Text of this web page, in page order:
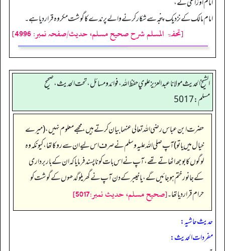
امام مالک کے نزدیک پنجہ سے شکار کرنے والے پرندے کا گوشت مکروہ قرار دیا ہے۔
[تحفۃ المسلم شرح صحیح مسلم، حدیث/صفحہ نمبر: 4996]
الشيخ الحديث مولانا عبدالعزيز علوي حفظ الله، فوائد و مسائل، تحت الحديث ، صحيح
مسلم: 5017
حضرت ابن عباس رضی اللہ تعالی عنہما بیان کرتے ہیں، مجھے معلوم نہیں، (میرے
خیال میں یا تو) آپ صلی اللہ علیہ وسلم نے صرف اس لیے ان سے روکا تھا، کیونکہ وہ
لوگوں کا بوجھ اٹھاتے تھے، آپ نے اس بات کو ناپسند فرمایا کہ ان کے بار برداری
کے جانور ختم ہو جائیں گے، یا خیبر کے دن آپ نے گھریلو گدھوں کے گوشت کو
حرام قرار دیا تھا۔[صحيح مسلم، حديث نمبر:5017]
حدیث حاشیہ:
مفردات الحدیث: